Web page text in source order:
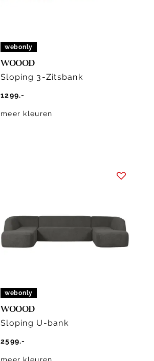
webonly
WOOOD
Sloping 3-Zitsbank
1299.-
meer kleuren
webonly
WOOOD
Sloping U-bank
2599.-
meer kleuren